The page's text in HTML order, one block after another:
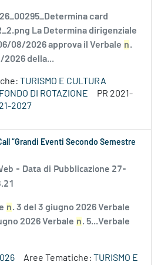
card
La Determina dirigenziale
08/2026 approva il Verbale n.
2026 della...
TURISMO E CULTURA
FONDO DI ROTAZIONE
PR 2021-
2027
“Grandi Eventi Secondo Semestre
- Data di Pubblicazione 27-
n. 3 del 3 giugno 2026 Verbale
2026 Verbale n. 5...Verbale
Aree Tematiche: TURISMO E